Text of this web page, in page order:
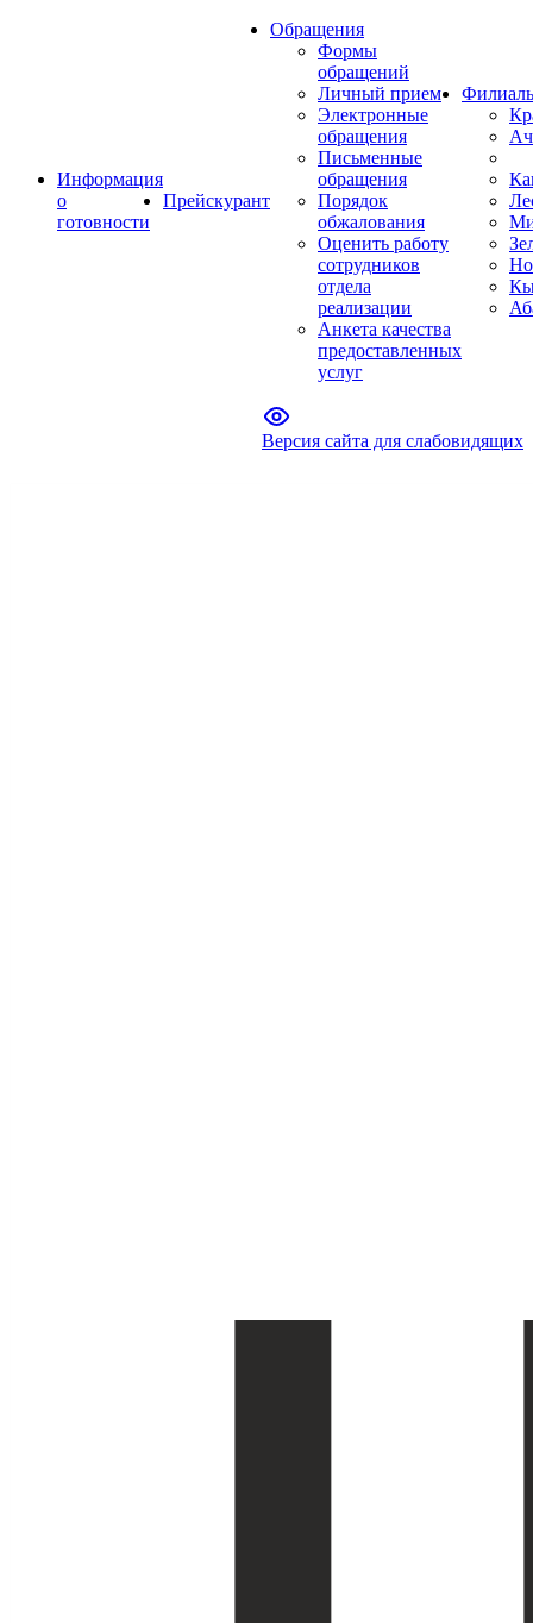
Информация
о
готовности
Прейскурант
Обращения
Формы
обращений
Личный прием
Электронные
обращения
Письменные
обращения
Порядок
обжалования
Оценить работу
сотрудников
отдела
реализации
Анкета качества
предоставленных
услуг
Версия сайта для слабовидящих